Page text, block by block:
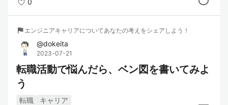
0
flag エンジニアキャリアについてあなたの考えをシェアしよう！
@dokeita
2023-07-21
転職活動で悩んだら、ベン図を書いてみよ
う
転職
キャリア